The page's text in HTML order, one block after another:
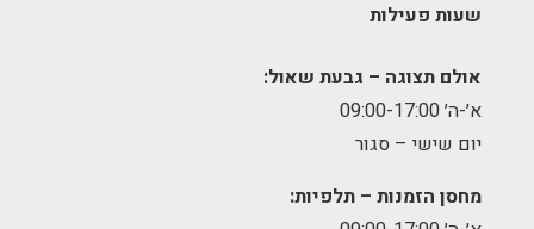
שעות פעילות
אולם תצוגה – גבעת שאול:
א׳-ה׳ 09:00-17:00
יום שישי – סגור
מחסן הזמנות – תלפיות: